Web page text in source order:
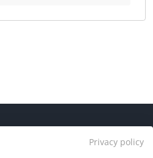
der Kundenkommunikation.
durch die
was die Effizienz in derPrivacy policy